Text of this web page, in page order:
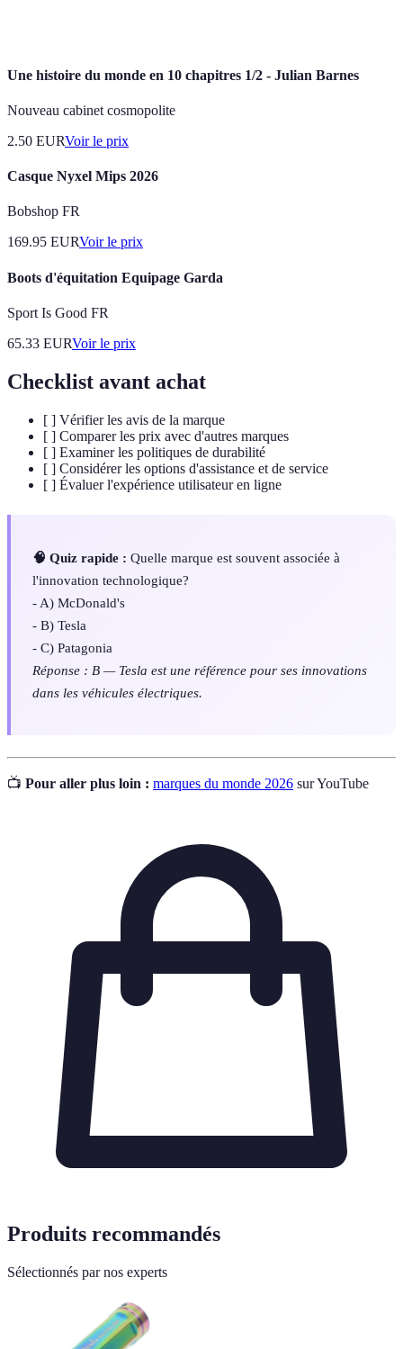
Une histoire du monde en 10 chapitres 1/2 - Julian Barnes
Nouveau cabinet cosmopolite
2.50 EURVoir le prix
Casque Nyxel Mips 2026
Bobshop FR
169.95 EURVoir le prix
Boots d'équitation Equipage Garda
Sport Is Good FR
65.33 EURVoir le prix
Checklist avant achat
[ ] Vérifier les avis de la marque
[ ] Comparer les prix avec d'autres marques
[ ] Examiner les politiques de durabilité
[ ] Considérer les options d'assistance et de service
[ ] Évaluer l'expérience utilisateur en ligne
🧠 Quiz rapide : Quelle marque est souvent associée à
l'innovation technologique?
- A) McDonald's
- B) Tesla
- C) Patagonia
Réponse : B — Tesla est une référence pour ses innovations
dans les véhicules électriques.
📺 Pour aller plus loin : marques du monde 2026 sur YouTube
Produits recommandés
Sélectionnés par nos experts